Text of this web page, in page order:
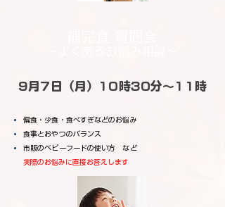
9月7日（月）10時30分～11時
偏食・少食・食べすぎなどのお悩み
食事とおやつのバランス
市販のベビーフードの使い方 など
実際のお悩みに直接お答えします